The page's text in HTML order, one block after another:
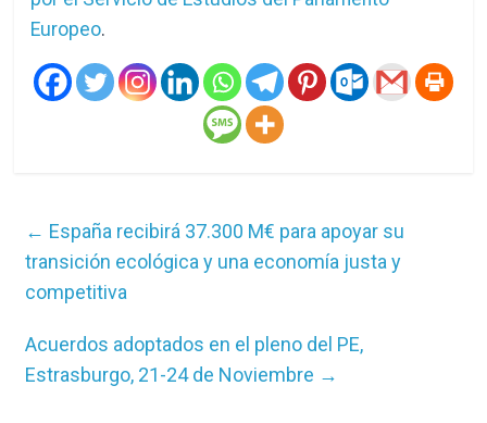
Europeo.
← España recibirá 37.300 M€ para apoyar su
transición ecológica y una economía justa y
competitiva
Acuerdos adoptados en el pleno del PE,
Estrasburgo, 21-24 de Noviembre →